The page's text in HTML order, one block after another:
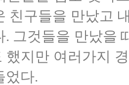
친구들을 만났고
. 그것들을 만났을
했지만 여러가지
었다.